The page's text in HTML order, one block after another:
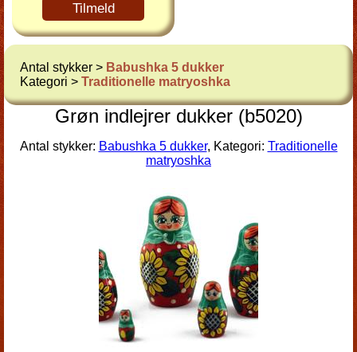
Tilmeld
Antal stykker > Babushka 5 dukker
Kategori > Traditionelle matryoshka
Grøn indlejrer dukker (b5020)
Antal stykker: Babushka 5 dukker, Kategori: Traditionelle
matryoshka